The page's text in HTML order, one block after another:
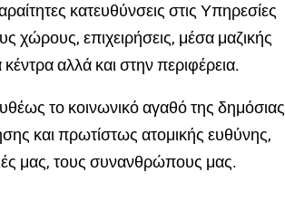
κατευθύνσεις στις Υπηρεσίες
χώρους, επιχειρήσεις, μέσα μαζικής
αλλά και στην περιφέρεια.
το κοινωνικό αγαθό της δημόσιας
και πρωτίστως ατομικής ευθύνης,
μας, τους συνανθρώπους μας.